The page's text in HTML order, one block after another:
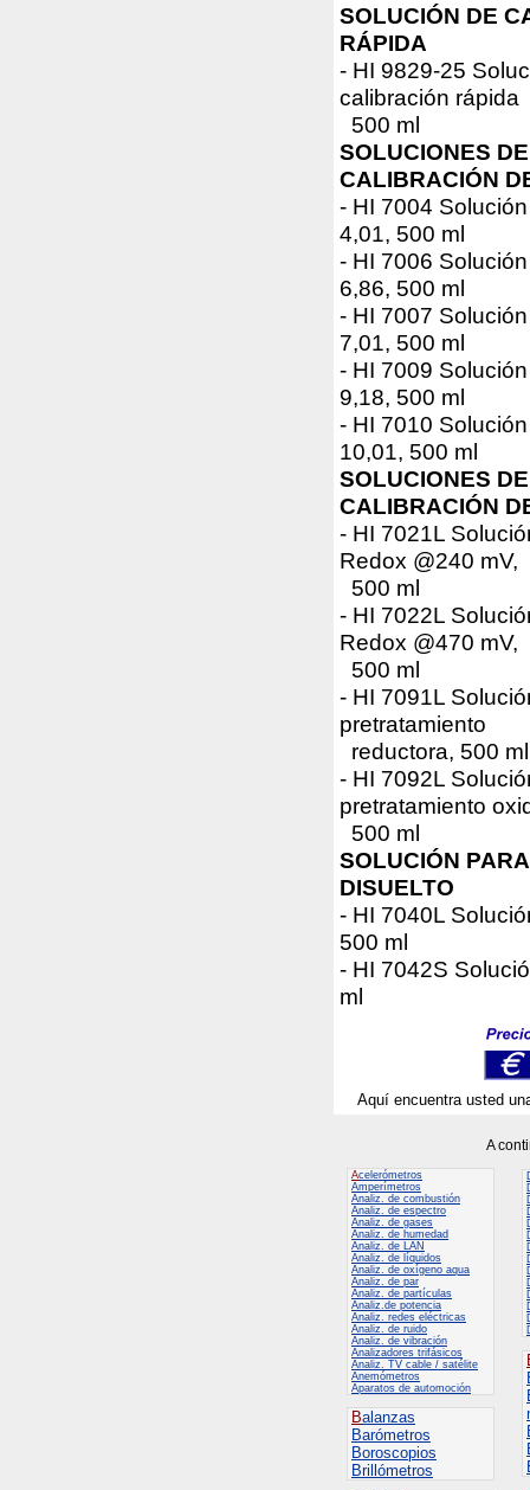
SOLUCIÓN DE
RÁPIDA
- HI 9829-25
calibración rápida
500 ml
SOLUCIONES DE
CALIBRACIÓN
- HI 7004
4,01, 500 ml
- HI 7006
6,86, 500 ml
- HI 7007
7,01, 500 ml
- HI 7009
9,18, 500 ml
- HI 7010
10,01, 500 ml
SOLUCIONES DE
CALIBRACIÓN
- HI 7021L
Redox @240 mV,
500 ml
- HI 7022L
Redox @470 mV,
500 ml
- HI 7091L
pretratamiento
reductora, 500 ml
- HI 7092L
pretratamiento
500 ml
SOLUCIÓN
DISUELTO
- HI 7040L
500 ml
- HI 7042S
ml
Aquí encuentra usted
A
Acelerómetros
Amperímetros
Analiz. de combustión
Analiz. de espectro
Analiz. de gases
Analiz. de humedad
Analiz. de LAN
Analiz. de líquidos
Analiz. de oxígeno aqua
Analiz. de par
Analiz. de partículas
Analiz.de potencia
Analiz. redes eléctricas
Analiz. de ruido
Analiz. de vibración
Analizadores trifásicos
Analiz. TV cable / satélite
Anemómetros
Aparatos de automoción
Balanzas
Barómetros
Boroscopios
Brillómetros